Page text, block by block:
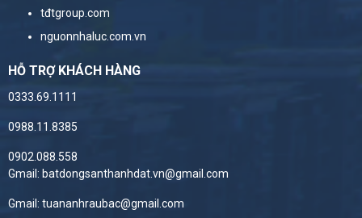
tđtgroup.com
nguonnhaluc.com.vn
HỖ TRỢ KHÁCH HÀNG
0333.69.1111
0988.11.8385
0902.088.558
Gmail: batdongsanthanhdat.vn@gmail.com
Gmail: tuananhraubac@gmail.com